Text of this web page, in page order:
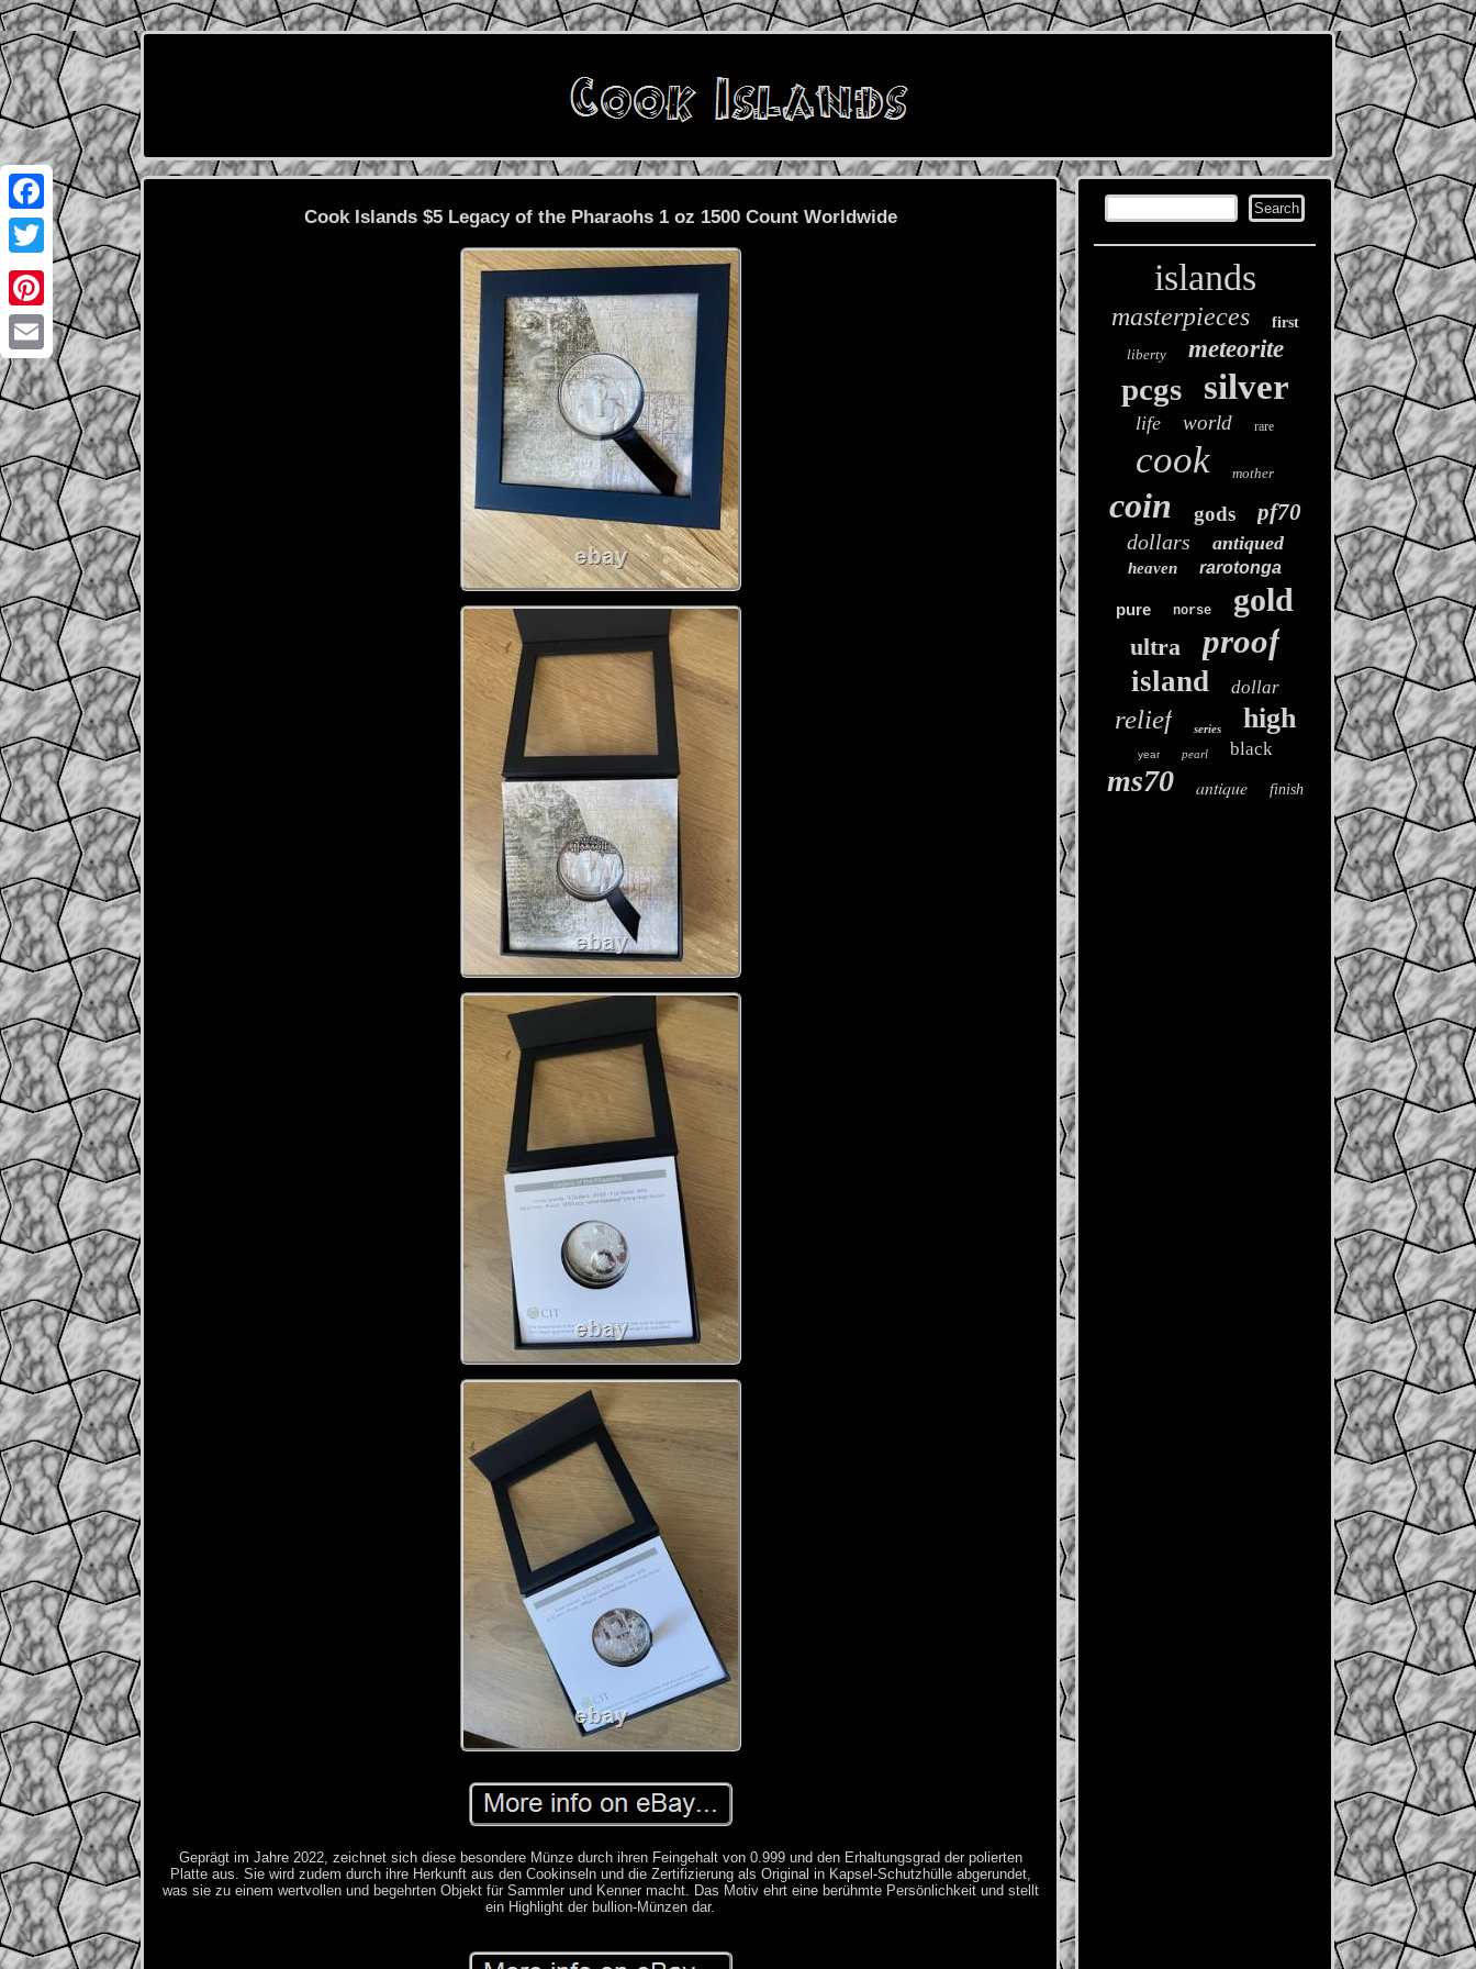
Facebook
Twitter
Pinterest
Email
Cook Islands $5 Legacy of the Pharaohs 1 oz 1500 Count Worldwide
Geprägt im Jahre 2022, zeichnet sich diese besondere Münze durch ihren Feingehalt von 0.999 und den Erhaltungsgrad der polierten
Platte aus. Sie wird zudem durch ihre Herkunft aus den Cookinseln und die Zertifizierung als Original in Kapsel-Schutzhülle abgerundet,
was sie zu einem wertvollen und begehrten Objekt für Sammler und Kenner macht. Das Motiv ehrt eine berühmte Persönlichkeit und stellt
ein Highlight der bullion-Münzen dar.
islands
masterpieces
first
liberty
meteorite
pcgs silver
life world rare
cook mother
coin gods pf70
dollars antiqued
heaven rarotonga
pure norse gold
ultra proof
island dollar
relief series high
year pearl black
ms70 antique finish